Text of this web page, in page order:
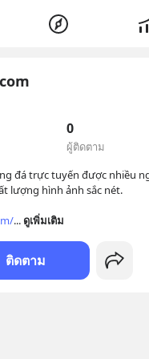
0
ผู้ติดตาม
đá trực tuyến được nhiều
lượng hình ảnh sắc nét.
... ดูเพิ่มเติม
ติดตาม